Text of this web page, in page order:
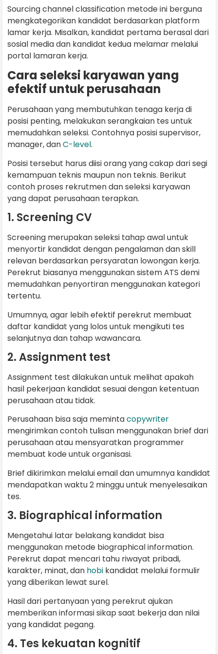
Sourcing channel classification metode ini berguna
mengkategorikan kandidat berdasarkan platform
lamar kerja. Misalkan, kandidat pertama berasal dari
sosial media dan kandidat kedua melamar melalui
portal lamaran kerja.
Cara seleksi karyawan yang
efektif untuk perusahaan
Perusahaan yang membutuhkan tenaga kerja di
posisi penting, melakukan serangkaian tes untuk
memudahkan seleksi. Contohnya posisi supervisor,
manager, danC-level.
Posisi tersebut harus diisi orang yang cakap dari segi
kemampuan teknis maupun non teknis. Berikut
contoh proses rekrutmen dan seleksi karyawan
yang dapat perusahaan terapkan.
1. Screening CV
Screening merupakan seleksi tahap awal untuk
menyortir kandidat dengan pengalaman dan skill
relevan berdasarkan persyaratan lowongan kerja.
Perekrut biasanya menggunakan sistem ATS demi
memudahkan penyortiran menggunakan kategori
tertentu.
Umumnya, agar lebih efektif perekrut membuat
daftar kandidat yang lolos untuk mengikuti tes
selanjutnya dan tahap wawancara.
2. Assignment test
Assignment test dilakukan untuk melihat apakah
hasil pekerjaan kandidat sesuai dengan ketentuan
perusahaan atau tidak.
Perusahaan bisa saja memintacopywriter
mengirimkan contoh tulisan menggunakan brief dari
perusahaan atau mensyaratkan programmer
membuat kode untuk organisasi.
Brief dikirimkan melalui email dan umumnya kandidat
mendapatkan waktu 2 minggu untuk menyelesaikan
tes.
3. Biographical information
Mengetahui latar belakang kandidat bisa
menggunakan metode biographical information.
Perekrut dapat mencari tahu riwayat pribadi,
karakter, minat, dan hobi kandidat melalui formulir
yang diberikan lewat surel.
Hasil dari pertanyaan yang perekrut ajukan
memberikan informasi sikap saat bekerja dan nilai
yang kandidat pegang.
4. Tes kekuatan kognitif